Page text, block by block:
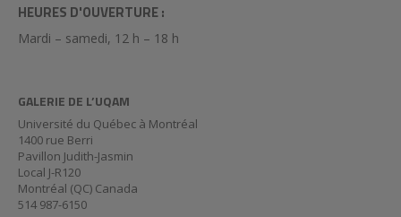
HEURES D'OUVERTURE :
Mardi – samedi, 12 h – 18 h
GALERIE DE L’UQAM
Université du Québec à Montréal
1400 rue Berri
Pavillon Judith-Jasmin
Local J-R120
Montréal (QC) Canada
514 987-6150